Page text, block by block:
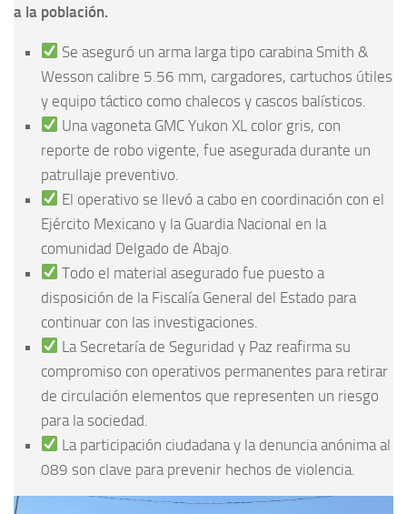
a la población.
Se aseguró un arma larga tipo carabina Smith &
Wesson calibre 5.56 mm, cargadores, cartuchos útiles
y equipo táctico como chalecos y cascos balísticos.
Una vagoneta GMC Yukon XL color gris, con
reporte de robo vigente, fue asegurada durante un
patrullaje preventivo.
El operativo se llevó a cabo en coordinación con el
Ejército Mexicano y la Guardia Nacional en la
comunidad Delgado de Abajo.
Todo el material asegurado fue puesto a
disposición de la Fiscalía General del Estado para
continuar con las investigaciones.
La Secretaría de Seguridad y Paz reafirma su
compromiso con operativos permanentes para retirar
de circulación elementos que representen un riesgo
para la sociedad.
La participación ciudadana y la denuncia anónima al
089 son clave para prevenir hechos de violencia.